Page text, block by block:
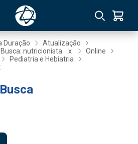
Duração
Atualização
Busca: nutricionista x
Online
Pediatria e Hebiatria